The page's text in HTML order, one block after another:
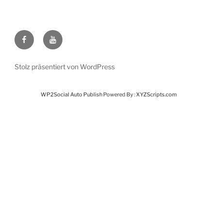
FacebookYoutube
Stolz präsentiert von WordPress
WP2Social Auto PublishPowered By :XYZScripts.com